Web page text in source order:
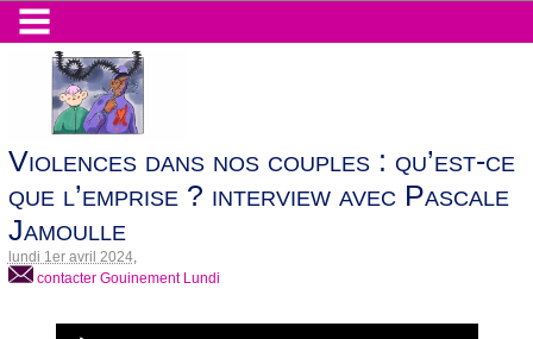
Violences dans nos couples : qu’est-ce
que l’emprise ? interview avec Pascale
Jamoulle
lundi 1er avril 2024,
contacter Gouinement Lundi